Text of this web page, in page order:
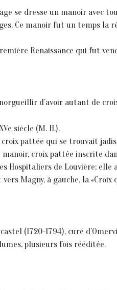
se dresse un manoir avec
Ce manoir fut un temps la
Renaissance qui fut
d’avoir autant de
siècle (M. H.).
croix pattée qui se trouvait
croix pattée inscrite
Hospitaliers de Louvière;
Magny, à gauche, la
(1720-1794), curé
plusieurs fois rééditée.